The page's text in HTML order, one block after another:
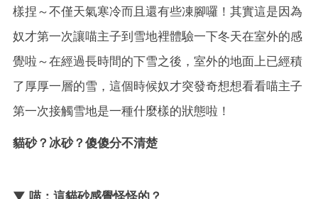
樣捏～不僅天氣寒冷而且還有些凍腳囉！其實這是因為
奴才第一次讓喵主子到雪地裡體驗一下冬天在室外的感
覺啦～在經過長時間的下雪之後，室外的地面上已經積
了厚厚一層的雪，這個時候奴才突發奇想想看看喵主子
第一次接觸雪地是一種什麼樣的狀態啦！
貓砂？冰砂？傻傻分不清楚
▼ 喵：這貓砂感覺怪怪的？